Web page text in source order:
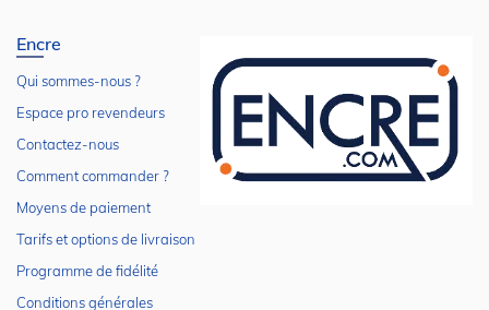
Encre
Qui sommes-nous ?
Espace pro revendeurs
Contactez-nous
Comment commander ?
Moyens de paiement
Tarifs et options de livraison
Programme de fidélité
Conditions générales